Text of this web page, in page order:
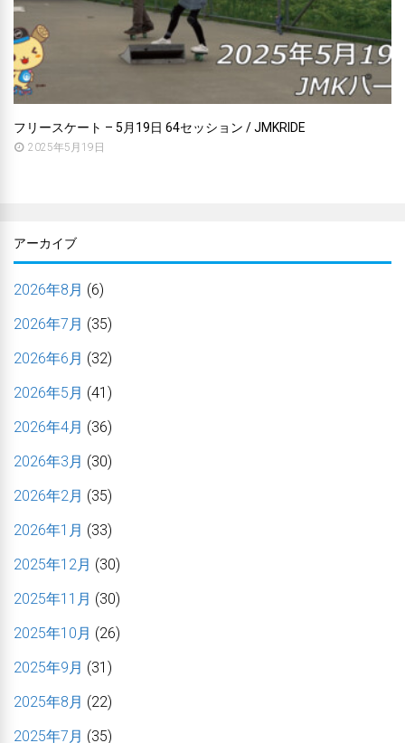
フリースケート – 5月19日 64セッション / JMKRIDE
2025年5月19日
アーカイブ
2026年8月 (6)
2026年7月 (35)
2026年6月 (32)
2026年5月 (41)
2026年4月 (36)
2026年3月 (30)
2026年2月 (35)
2026年1月 (33)
2025年12月 (30)
2025年11月 (30)
2025年10月 (26)
2025年9月 (31)
2025年8月 (22)
2025年7月 (35)